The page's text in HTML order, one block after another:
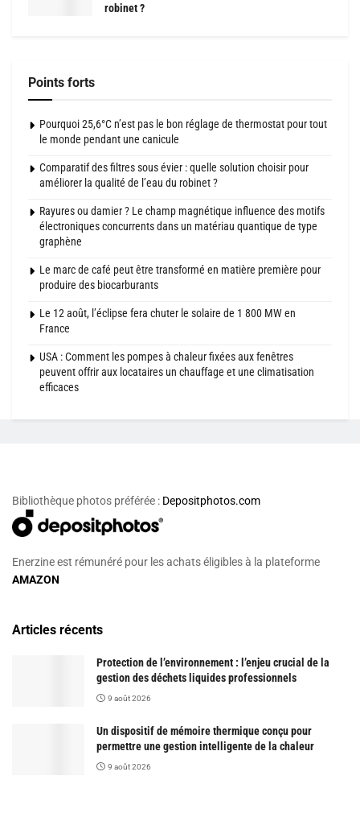
robinet ?
Points forts
Pourquoi 25,6°C n’est pas le bon réglage de thermostat pour tout
le monde pendant une canicule
Comparatif des filtres sous évier : quelle solution choisir pour
améliorer la qualité de l’eau du robinet ?
Rayures ou damier ? Le champ magnétique influence des motifs
électroniques concurrents dans un matériau quantique de type
graphène
Le marc de café peut être transformé en matière première pour
produire des biocarburants
Le 12 août, l’éclipse fera chuter le solaire de 1 800 MW en
France
USA : Comment les pompes à chaleur fixées aux fenêtres
peuvent offrir aux locataires un chauffage et une climatisation
efficaces
Bibliothèque photos préférée : Depositphotos.com
Enerzine est rémunéré pour les achats éligibles à la plateforme
AMAZON
Articles récents
Protection de l’environnement : l’enjeu crucial de la
gestion des déchets liquides professionnels
9 août 2026
Un dispositif de mémoire thermique conçu pour
permettre une gestion intelligente de la chaleur
9 août 2026